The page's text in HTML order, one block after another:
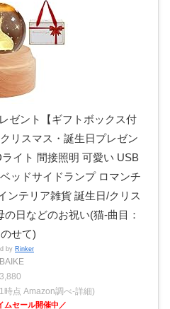
ゼント【ギフトボックス付
リスマス・誕生日プレゼン
イト 間接照明 可愛い USB
ッドサイドランプ ロマンチ
ンテリア雑貨 誕生日/クリス
日などのお祝い(猫-曲目：
せて)
by Rinker
時点 Amazon調べ-詳細)